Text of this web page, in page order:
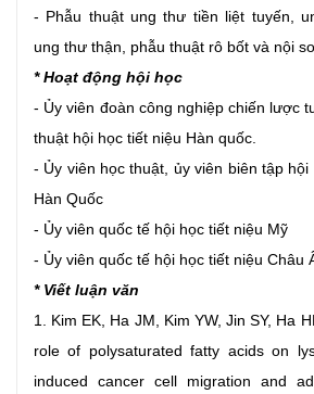
- Phẫu thuật ung thư tiền liệt tuyến,
ung thư thận, phẫu thuật rô bốt và nội
* Hoạt động hội học
- Ủy viên đoàn công nghiệp chiến lược
thuật hội học tiết niệu Hàn quốc.
- Ủy viên học thuật, ủy viên biên tập
Hàn Quốc
- Ủy viên quốc tế hội học tiết niệu Mỹ
- Ủy viên quốc tế hội học tiết niệu Châu
* Viết luận văn
1. Kim EK, Ha JM, Kim YW, Jin SY, Ha
role of polysaturated fatty acids on
induced cancer cell migration and